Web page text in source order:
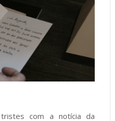
tristes com a notícia da